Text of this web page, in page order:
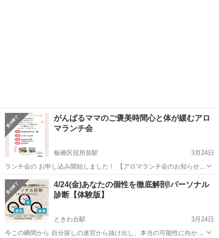
がんばるママのご褒美時間心と体が緩むアロ
マランチ会
板橋区役所前駅
3月24日
ランチ会の お申し込み開始しました！ 【アロマランチ会のお知らせ】
なんとなく疲れが抜けない… ちゃんと食べてるのになんだか整わな
い… そう思ってる方へ ちょっとゆるく“整える時間”過ごしませんか？
🌿ミネラルと...
東京 板橋区 板橋区役所前駅 その他 ママ
4/24(金)あなたの個性を徹底解剖!パーソナル
診断【体験版】
ときわ台駅
3月24日
今この瞬間から 自分探しの迷宮から抜け出し、本当の可能性に向かっ